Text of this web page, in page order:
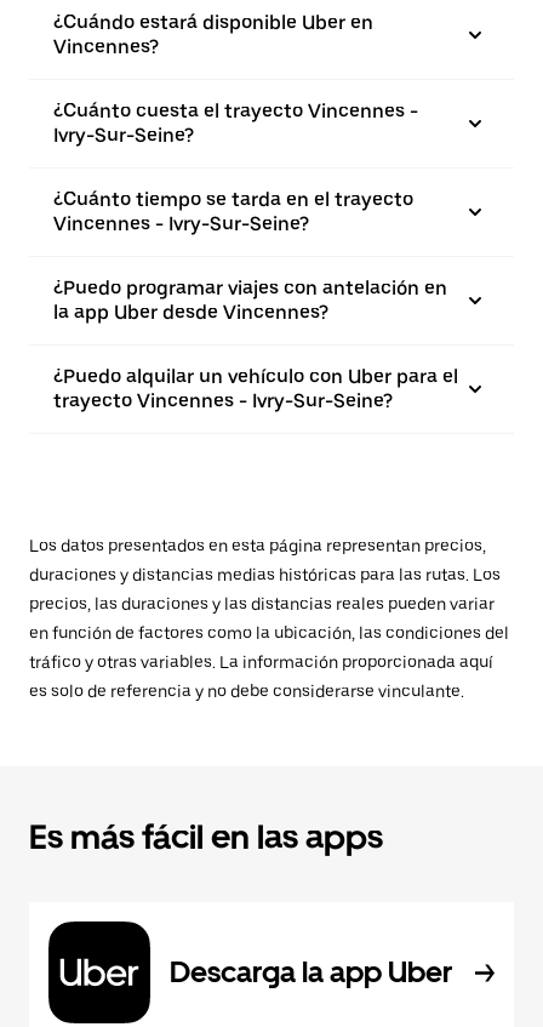
¿Cuándo estará disponible Uber en
Vincennes?
¿Cuánto cuesta el trayecto Vincennes -
Ivry-Sur-Seine?
¿Cuánto tiempo se tarda en el trayecto
Vincennes - Ivry-Sur-Seine?
¿Puedo programar viajes con antelación en
la app Uber desde Vincennes?
¿Puedo alquilar un vehículo con Uber para el
trayecto Vincennes - Ivry-Sur-Seine?
Los datos presentados en esta página representan precios,
duraciones y distancias medias históricas para las rutas. Los
precios, las duraciones y las distancias reales pueden variar
en función de factores como la ubicación, las condiciones del
tráfico y otras variables. La información proporcionada aquí
es solo de referencia y no debe considerarse vinculante.
Es más fácil en las apps
Descarga la app Uber